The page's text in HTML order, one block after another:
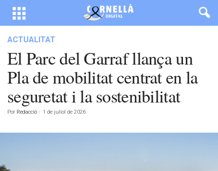
ACTUALITAT
El Parc del Garraf llança un
Pla de mobilitat centrat en la
seguretat i la sostenibilitat
Por Redacció - 1 de juliol de 2026